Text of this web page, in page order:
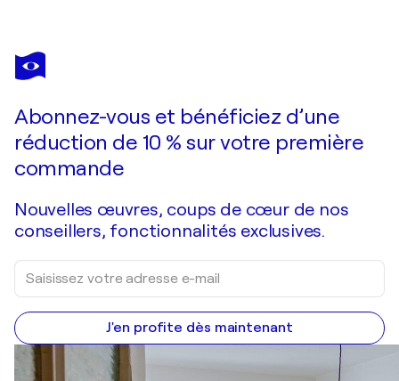
Abonnez-vous et bénéficiez d’une
réduction de 10 % sur votre première
commande
Nouvelles œuvres, coups de cœur de nos
conseillers, fonctionnalités exclusives.
J'en profite dès maintenant